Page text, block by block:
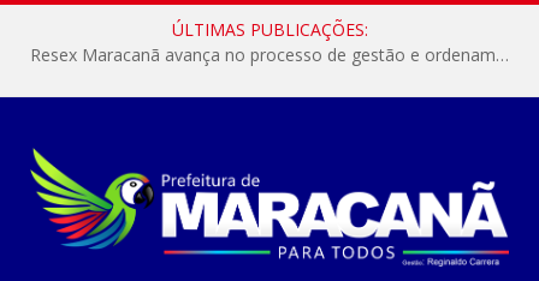
ÚLTIMAS PUBLICAÇÕES:
Resex Maracanã avança no processo de gestão e ordenamento do turismo em nossas áreas protegidas.